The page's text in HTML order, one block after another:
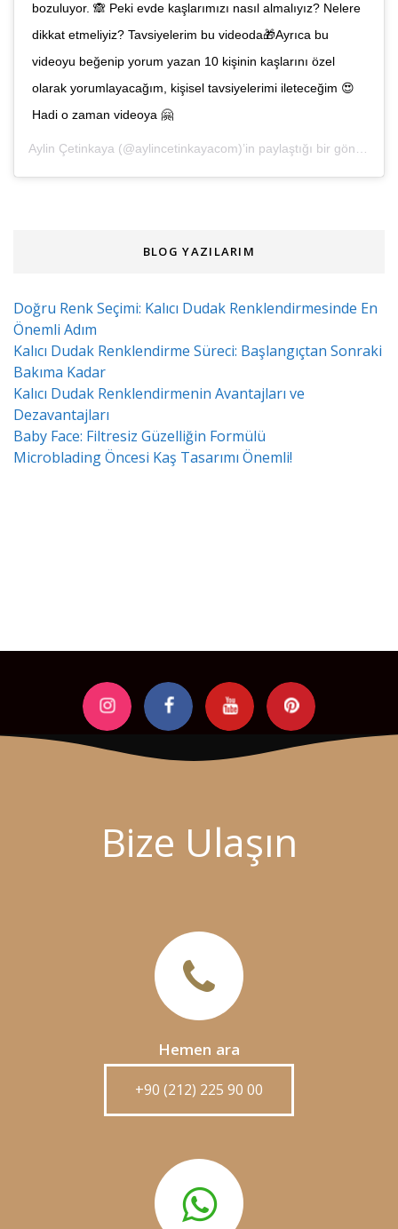
bozuluyor. 🙈 Peki evde kaşlarımızı nasıl almalıyız? Nelere
dikkat etmeliyiz? Tavsiyelerim bu videoda🎁Ayrıca bu
videoyu beğenip yorum yazan 10 kişinin kaşlarını özel
olarak yorumlayacağım, kişisel tavsiyelerimi ileteceğim 😍
Hadi o zaman videoya 🤗
Aylin Çetinkaya (@aylincetinkayacom)’in paylaştığı bir gönderi (
BLOG YAZILARIM
Doğru Renk Seçimi: Kalıcı Dudak Renklendirmesinde En
Önemli Adım
Kalıcı Dudak Renklendirme Süreci: Başlangıçtan Sonraki
Bakıma Kadar
Kalıcı Dudak Renklendirmenin Avantajları ve
Dezavantajları
Baby Face: Filtresiz Güzelliğin Formülü
Microblading Öncesi Kaş Tasarımı Önemli!
Bize Ulaşın
Hemen ara
+90 (212) 225 90 00